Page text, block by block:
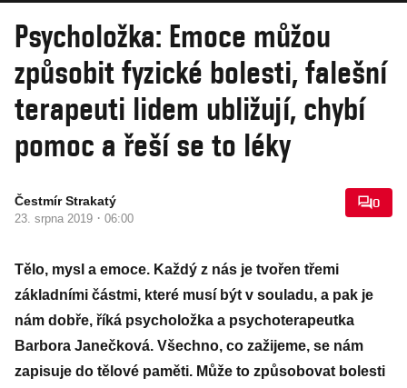
Psycholožka: Emoce můžou
způsobit fyzické bolesti, falešní
terapeuti lidem ubližují, chybí
pomoc a řeší se to léky
Čestmír Strakatý
23. srpna 2019 · 06:00
0
Tělo, mysl a emoce. Každý z nás je tvořen třemi
základními částmi, které musí být v souladu, a pak je
nám dobře, říká psycholožka a psychoterapeutka
Barbora Janečková. Všechno, co zažijeme, se nám
zapisuje do tělové paměti. Může to způsobovat bolesti